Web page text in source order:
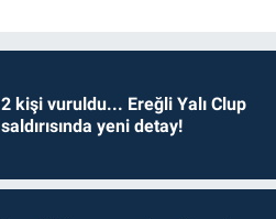
2 kişi vuruldu... Ereğli Yalı Clup
saldırısında yeni detay!